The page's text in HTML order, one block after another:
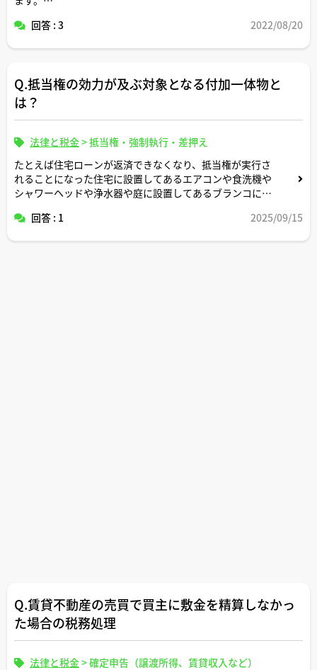
回答 : 3 2022/08/20
Q.抵当権の効力が及ぶ対象となる付加一体物と
は？
法律と税金>抵当権・強制執行・差押え
たとえば住宅ローンが返済できなくなり、抵当権が実行さ
れることになった住宅に設置してあるエアコンや食洗機や
シャワーヘッドや浄水器や庭に設置してあるブランコに
回答 : 1 2025/09/15
Q.賃貸不動産の売買で買主に敷金を精算しなかっ
た場合の税務処理
法律と税金>確定申告（譲渡所得、賃貸収入など）